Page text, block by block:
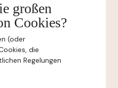
großen
Cookies?
(oder
die
Regelungen